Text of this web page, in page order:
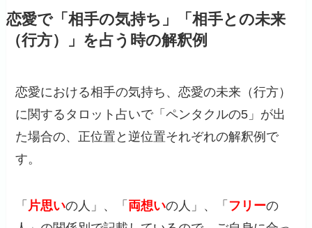
恋愛で「相手の気持ち」「相手との未来
（行方）」を占う時の解釈例
恋愛における相手の気持ち、恋愛の未来（行方）
に関するタロット占いで「ペンタクルの5」が出
た場合の、正位置と逆位置それぞれの解釈例で
す。
「 片思いの人」、「 両想いの人」、「 フリーの